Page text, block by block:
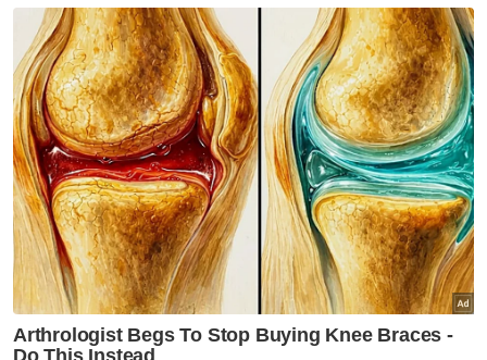
Juruteknik dipercayai minta rasuah diberkas SPRM
Pengarah agensi kerajaan ditahan salah guna
jawatan
[VIDEO] Muhyiddin bebas 4 kes salah guna kuasa
libat suapan RM232.5 juta
Muat turun aplikasi Sinar Harian.Klik di sini!
Penolong Pegawai Tadbir
Isteri